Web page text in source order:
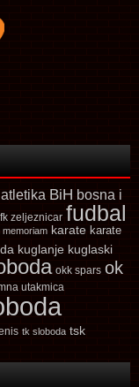
atletika BiH bosna i
fk zeljeznicar fudbal
memoriam karate karate
kuglanje kuglaski
okk spars ok
utakmica
tk sloboda tsk